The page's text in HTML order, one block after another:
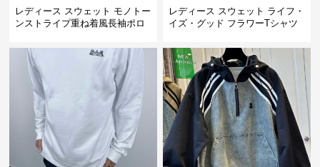
レディース スウェット モノトー
ンストライプ重ね着風長袖ポロ
レディース スウェット ライフ・
イズ・グッド フラワーTシャツ